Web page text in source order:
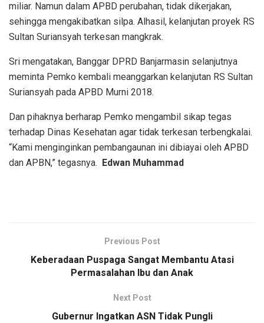
miliar. Namun dalam APBD perubahan, tidak dikerjakan,
sehingga mengakibatkan silpa. Alhasil, kelanjutan proyek RS
Sultan Suriansyah terkesan mangkrak.
Sri mengatakan, Banggar DPRD Banjarmasin selanjutnya
meminta Pemko kembali meanggarkan kelanjutan RS Sultan
Suriansyah pada APBD Murni 2018.
Dan pihaknya berharap Pemko mengambil sikap tegas
terhadap Dinas Kesehatan agar tidak terkesan terbengkalai.
“Kami menginginkan pembangaunan ini dibiayai oleh APBD
dan APBN,” tegasnya.
Edwan Muhammad
Previous Post
Keberadaan Puspaga Sangat Membantu Atasi
Permasalahan Ibu dan Anak
Next Post
Gubernur Ingatkan ASN Tidak Pungli